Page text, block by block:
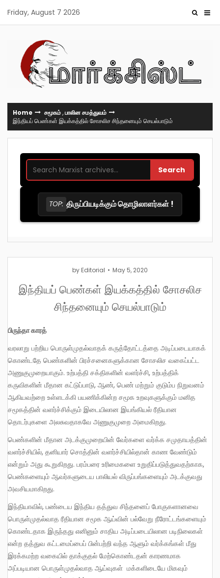
content
Friday, August 7 2026
Home சமூகம்,பாலின சமத்துவம்
இந்தியப் பெண்கள் இயக்கத்தில் சோசலிச சிந்தனையும் செயல்பாடும்
Search
TOP: திருப்பியடிக்கும் தொழிலாளர்கள் !
by Editorial May 5, 2020
இந்தியப் பெண்கள் இயக்கத்தில் சோசலிச
சிந்தனையும் செயல்பாடும்
பிருந்தா காரத்
வரலாறு பற்றிய பொருள்முதல்வாதக் கருத்தோட்டத்தை அடிப்படையாகக்
கொண்டதே பெண்களின் பிரச்சனைகளுக்கான சோசலிச வகைப்பட்ட
அணுகுமுறையாகும். உற்பத்தி சக்திகளின் வளர்ச்சி, உற்பத்திக்
கருவிகளின் மீதான கட்டுப்பாடு, ஆண், பெண் மற்றும் குடும்ப நிறுவனம்
ஆகியவற்றை உள்ளடக்கி பயணிக்கின்ற சமூக உறவுகளுக்கும் மனித
சமூகத்தின் வளர்ச்சிக்கும் இடையிலான இயங்கியல் ரீதியான
தொடர்புகளை அலசுவதாகவே அணுகுமுறை அமைகிறது.
பெண்களின் மீதான அடக்குமுறையின் வேர்களை வர்க்க சமுதாயத்தின்
வளர்ச்சியில், தனியார் சொத்தின் வளர்ச்சியில்தான் காண வேண்டும்
என்றும் அது கூறுகிறது. பரம்பரை உரிமைகளை உறுதிப்படுத்துவதற்காக,
பெண்களையும் ஆவர்களுடைய பாலியல் விருப்பங்களையும் அடக்குவது
அவசியமாகிறது.
இந்தியாவில், பண்டைய இந்திய தத்துவ சிந்தனைப் போகுகளானவை
பொருள்முதல்வாத ரீதியான சமூக ஆய்வின் பல்வேறு நீரோட்டங்களையும்
கொண்டதாக இருந்தது எனினும் சாதிய அடிப்படையிலான படிநிலைகள்
என்ற தத்துவ கட்டமைப்பைப் பின்பற்றி வந்த ஆளும் வர்க்கங்கள் மீது
இரக்கமற்ற வகையில் தாக்குதல் மேற்கொண்டதன் காரணமாக
அப்படியான பொருள்முதல்வாத ஆய்வுகள் மக்களிடையே மிகவும்